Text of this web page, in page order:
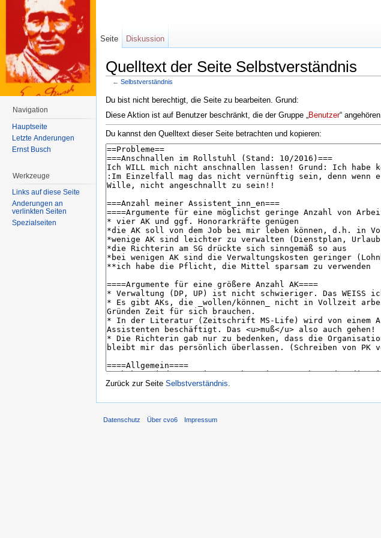
Quelltext der Seite Selbstverständnis
← Selbstverständnis
Du bist nicht berechtigt, die Seite zu bearbeiten. Grund:
Diese Aktion ist auf Benutzer beschränkt, die der Gruppe „
Benutzer“ angehören.
Du kannst den Quelltext dieser Seite betrachten und kopieren:
Zurück zur Seite Selbstverständnis
Seite Diskussion
Navigation
Hauptseite
Letzte Änderungen
Ernst Busch
Werkzeuge
Links auf diese Seite
Änderungen an
verlinkten Seiten
Spezialseiten
Datenschutz Über cvo6 Impressum